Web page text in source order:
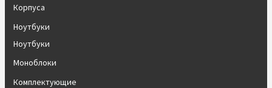
Корпуса
Ноутбуки
Ноутбуки
Моноблоки
Комплектующие